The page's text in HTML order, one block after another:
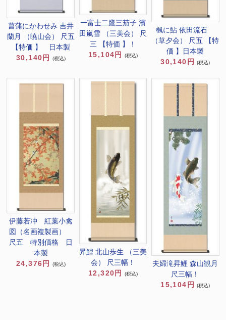
菖蒲にかわせみ 吉井
蘭月 （暁山会） 尺五
【特価 】 日本製
30,140円
(税込)
一富士二鷹三茄子 濱
田嵐雪 （三美会） 尺
三 【特価 】！
15,104円
(税込)
楓に鮎 依田流石
（草夕会） 尺五 【特
価 】日本製
30,140円
(税込)
伊藤若冲 紅葉小禽
図（名画複製画）
尺五 特別価格 日
本製
24,376円
(税込)
昇鯉 北山歩生 （三美
会） 尺三幅！
12,320円
(税込)
夫婦滝昇鯉 森山観月
尺三幅！
15,104円
(税込)